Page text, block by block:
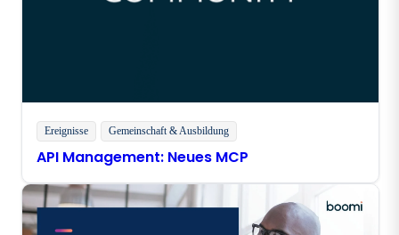
Ereignisse Gemeinschaft & Ausbildung
API Management: Neues MCP